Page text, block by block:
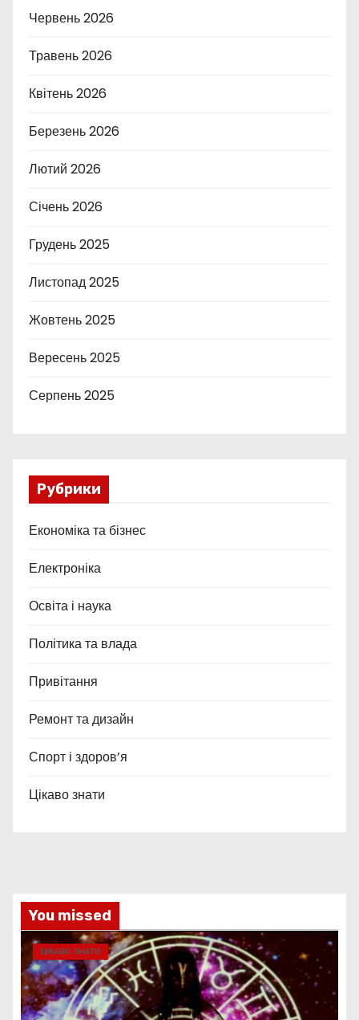
Червень 2026
Травень 2026
Квітень 2026
Березень 2026
Лютий 2026
Січень 2026
Грудень 2025
Листопад 2025
Жовтень 2025
Вересень 2025
Серпень 2025
Рубрики
Економіка та бізнес
Електроніка
Освіта і наука
Політика та влада
Привітання
Ремонт та дизайн
Спорт і здоров’я
Цікаво знати
You missed
ЦІКАВО ЗНАТИ